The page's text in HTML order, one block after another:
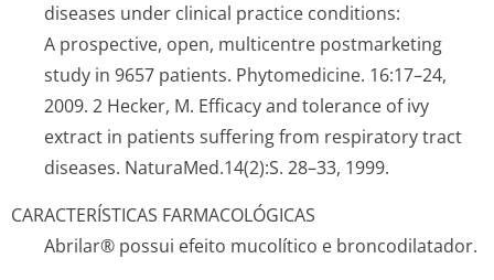
diseases under clinical practice conditions:
A prospective, open, multicentre postmarketing
study in 9657 patients. Phytomedicine. 16:17–24,
2009. 2 Hecker, M. Efficacy and tolerance of ivy
extract in patients suffering from respiratory tract
diseases. NaturaMed.14(2):S. 28–33, 1999.
CARACTERÍSTICAS FARMACOLÓGICAS
Abrilar® possui efeito mucolítico e broncodilatador.